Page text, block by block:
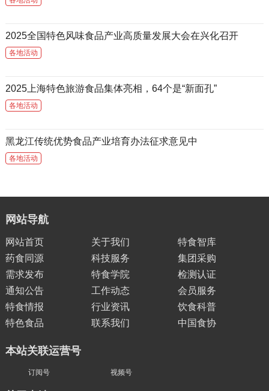
2025全国特色风味食品产业高质量发展大会在兴化召开
各地活动
2025上海特色旅游食品集体亮相，64个是“新面孔”
各地活动
黑龙江传统优势食品产业培育办法征求意见中
各地活动
网站导航
网站首页 关于我们
特食智库
药食同源
科技服务
集团采购
需求发布
特食学院
检测认证
通知公告
工作动态
会员服务
特食情报
行业资讯
饮食科普
特色食品
联系我们 中国食协
本站关联运营号
订阅号 视频号